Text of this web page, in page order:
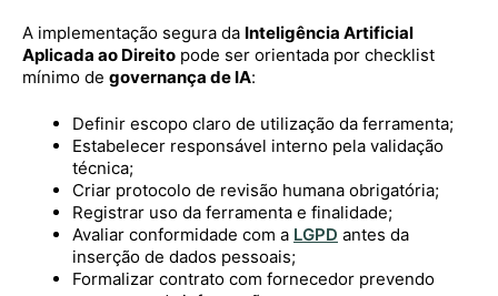
A implementação segura da Inteligência Artificial
Aplicada ao Direito pode ser orientada por checklist
mínimo de governança de IA:
Definir escopo claro de utilização da ferramenta;
Estabelecer responsável interno pela validação
técnica;
Criar protocolo de revisão humana obrigatória;
Registrar uso da ferramenta e finalidade;
Avaliar conformidade com a LGPD antes da
inserção de dados pessoais;
Formalizar contrato com fornecedor prevendo